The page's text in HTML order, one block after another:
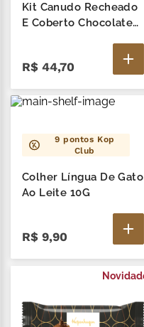
Kit Canudo Recheado
E Coberto Chocolate
R$ 44,70
9 pontos Kop
Club
Colher Língua De Gato
Ao Leite 10G
R$ 9,90